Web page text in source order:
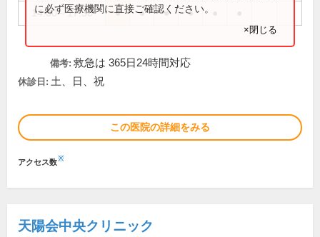
14:00～17:30 ● ● ● ●
に必ず医療機関に直接ご確認ください。
×閉じる
備考: 救急は 365日24時間対応
休診日: 土、日、祝
この医院の詳細をみる
アクセス数※
天陽会中央クリニック